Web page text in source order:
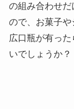
の組み合わせ
ので、お菓子や
広口瓶が有っ
いでしょうか？